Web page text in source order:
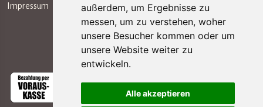
außerdem, um Ergebnisse zu
messen, um zu verstehen, woher
unsere Besucher kommen oder um
unsere Website weiter zu
entwickeln.
Alle akzeptieren
Impressum
Zahlungsarten